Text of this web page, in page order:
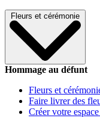
Fleurs et cérémonie
Hommage au défunt
Fleurs et
Faire livrer des
Créer votre